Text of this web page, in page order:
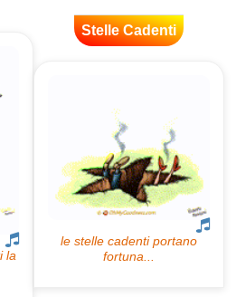
Stelle Cadenti